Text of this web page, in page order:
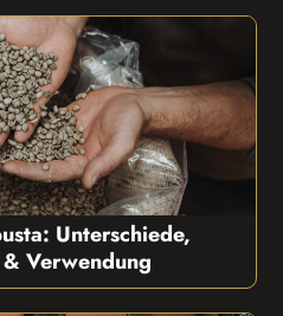
Unterschiede,
Verwendung